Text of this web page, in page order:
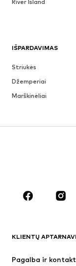
River Island
IŠPARDAVIMAS
Striukės
Džemperiai
Marškinėliai
Paltai
DRABUŽIAI
Striukės
KLIENTŲ
Pagalba ir